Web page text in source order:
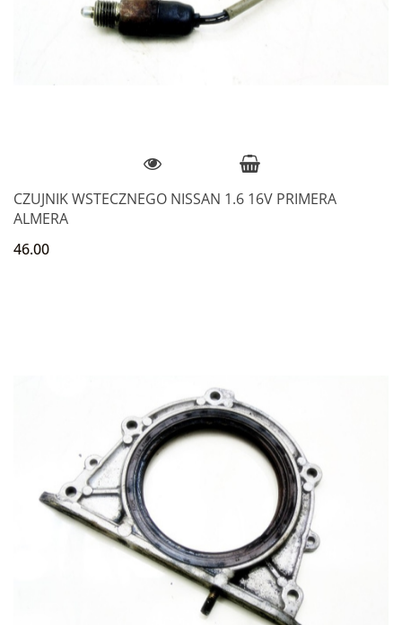
CZUJNIK WSTECZNEGO NISSAN 1.6 16V PRIMERA
ALMERA
46.00